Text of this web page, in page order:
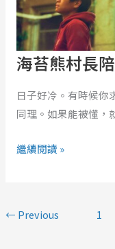
海苔熊村長
日子好冷。有時候你
同理。如果能被懂，
村
長
陪
伴
理
表
繼續閱讀 »
← Previous 1